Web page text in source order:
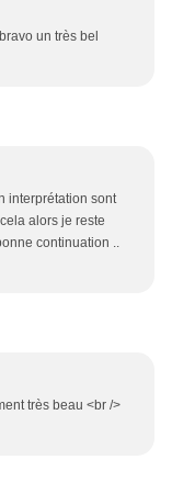
un très bel
interprétation sont
alors je reste
continuation ..
très beau <br />